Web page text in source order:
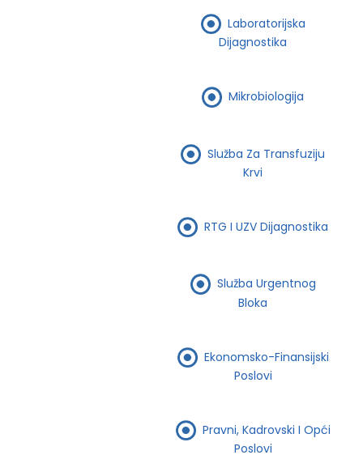
Laboratorijska
Dijagnostika
Mikrobiologija
Služba Za Transfuziju
Krvi
RTG I UZV Dijagnostika
Služba Urgentnog
Bloka
Ekonomsko-Finansijski
Poslovi
Pravni, Kadrovski I Opći
Poslovi